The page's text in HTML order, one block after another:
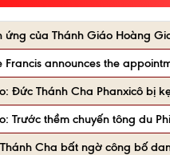
ứng của Thánh Giáo Hoàng
Francis announces the
Đức Thánh Cha Phanxicô bị
Trước thềm chuyến tông du
Cha bất ngờ công bố